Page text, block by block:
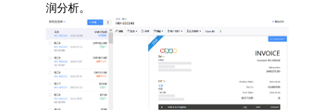
润分析。